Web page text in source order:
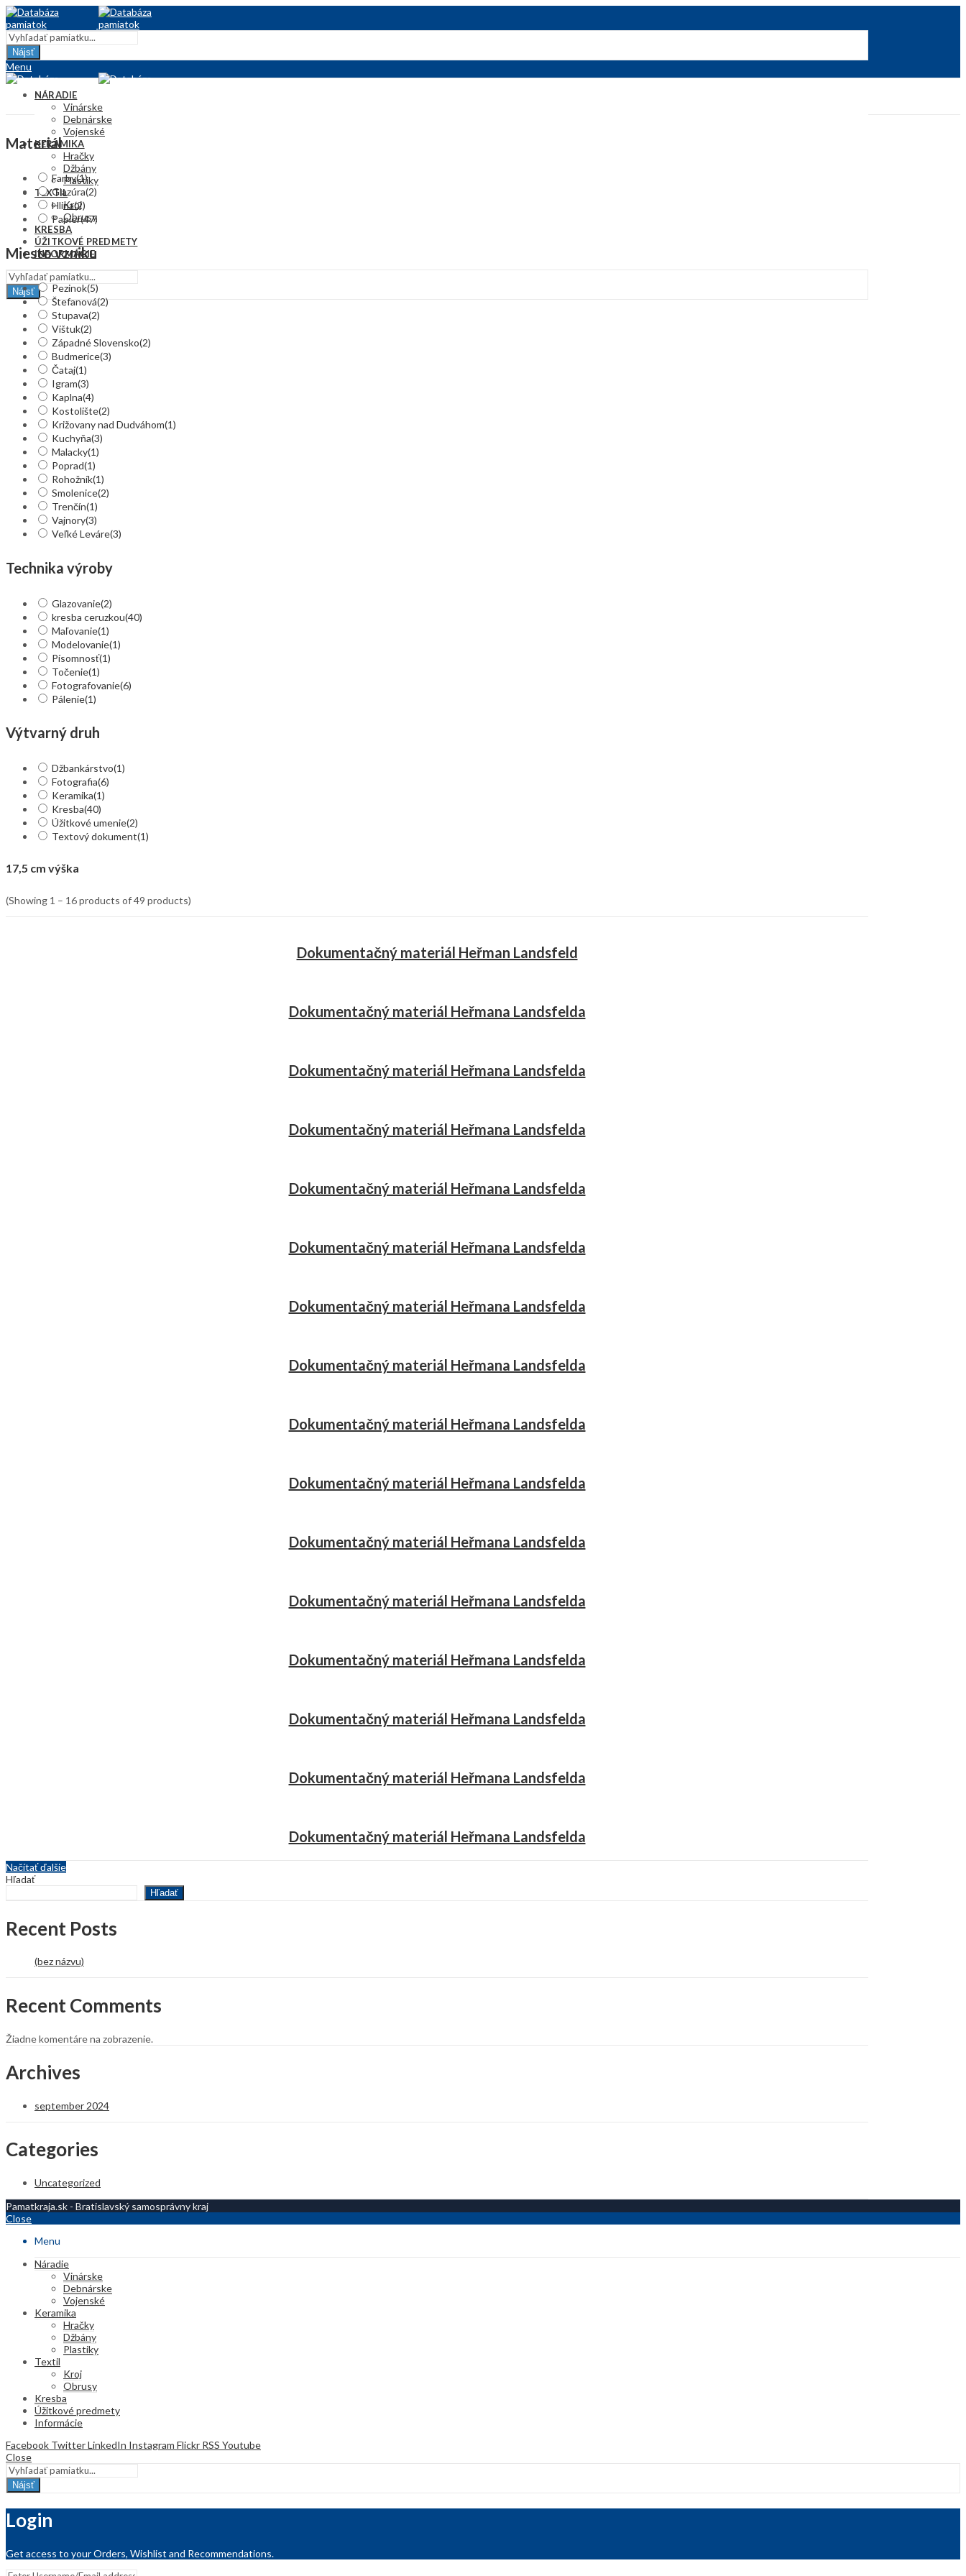
Nájsť
Menu
NÁRADIE
Vinárske
Debnárske
Vojenské
KERAMIKA
Hračky
Džbány
Plastiky
TEXTIL
Kroj
Obrusy
KRESBA
ÚŽITKOVÉ PREDMETY
INFORMÁCIE
Nájsť
Materiál
Farby(1)
Glazúra(2)
Hlina(2)
Papier(47)
Miesto vzniku
Pezinok(5)
Štefanová(2)
Stupava(2)
Vištuk(2)
Západné Slovensko(2)
Budmerice(3)
Čataj(1)
Igram(3)
Kaplna(4)
Kostolište(2)
Križovany nad Dudváhom(1)
Kuchyňa(3)
Malacky(1)
Poprad(1)
Rohožník(1)
Smolenice(2)
Trenčín(1)
Vajnory(3)
Veľké Leváre(3)
Technika výroby
Glazovanie(2)
kresba ceruzkou(40)
Maľovanie(1)
Modelovanie(1)
Písomnosť(1)
Točenie(1)
Fotografovanie(6)
Pálenie(1)
Výtvarný druh
Džbankárstvo(1)
Fotografia(6)
Keramika(1)
Kresba(40)
Úžitkové umenie(2)
Textový dokument(1)
17,5 cm výška
(Showing 1 – 16 products of 49 products)
Dokumentačný materiál Heřman Landsfeld
Dokumentačný materiál Heřmana Landsfelda
Dokumentačný materiál Heřmana Landsfelda
Dokumentačný materiál Heřmana Landsfelda
Dokumentačný materiál Heřmana Landsfelda
Dokumentačný materiál Heřmana Landsfelda
Dokumentačný materiál Heřmana Landsfelda
Dokumentačný materiál Heřmana Landsfelda
Dokumentačný materiál Heřmana Landsfelda
Dokumentačný materiál Heřmana Landsfelda
Dokumentačný materiál Heřmana Landsfelda
Dokumentačný materiál Heřmana Landsfelda
Dokumentačný materiál Heřmana Landsfelda
Dokumentačný materiál Heřmana Landsfelda
Dokumentačný materiál Heřmana Landsfelda
Dokumentačný materiál Heřmana Landsfelda
Načítať ďalšie
Hľadať
Hľadať
Recent Posts
(bez názvu)
Recent Comments
Žiadne komentáre na zobrazenie.
Archives
september 2024
Categories
Uncategorized
Pamatkraja.sk - Bratislavský samosprávny kraj
Close
Menu
Náradie
Vinárske
Debnárske
Vojenské
Keramika
Hračky
Džbány
Plastiky
Textil
Kroj
Obrusy
Kresba
Úžitkové predmety
Informácie
Facebook TwitterLinkedIn Instagram Flickr RSS Youtube
Close
Nájsť
Login
Get access to your Orders, Wishlist and Recommendations.